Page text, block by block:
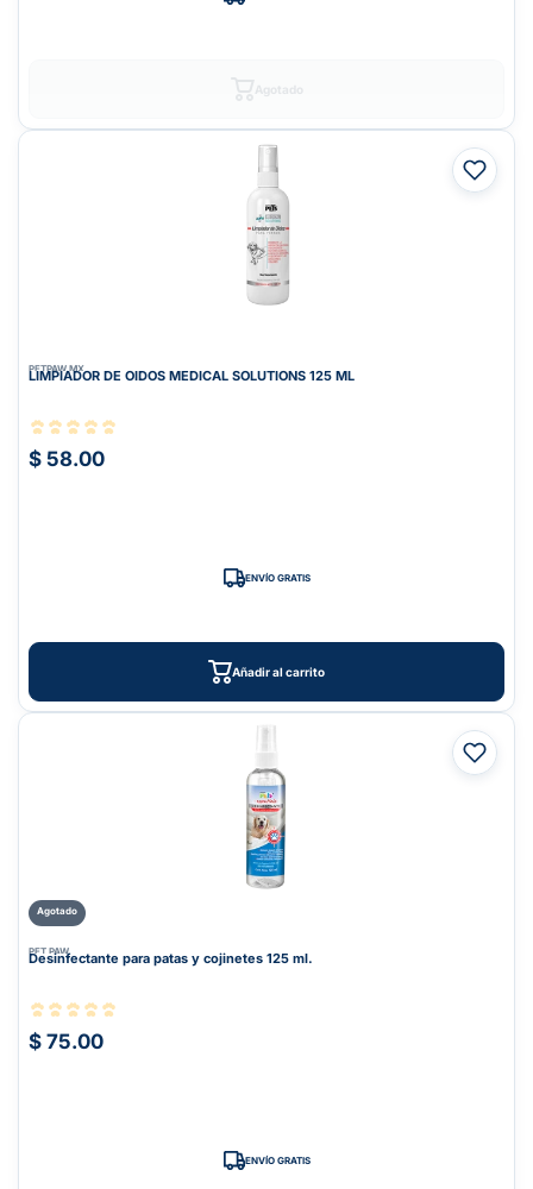
PETPAW.MX
LIMPIADOR DE OIDOS MEDICAL SOLUTIONS 125 ML
$ 58.00
ENVÍO GRATIS
Añadir al carrito
Agotado
PET PAW
Desinfectante para patas y cojinetes 125 ml.
$ 75.00
ENVÍO GRATIS